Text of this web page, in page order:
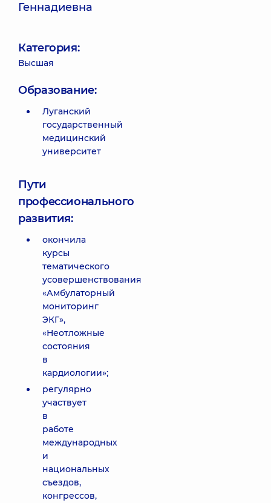
Геннадиевна
Категория:
Высшая
Образование:
Луганский
государственный
медицинский
университет
Пути
профессионального
развития:
окончила
курсы
тематического
усовершенствования
«Амбулаторный
мониторинг
ЭКГ»,
«Неотложные
состояния
в
кардиологии»;
регулярно
участвует
в
работе
международных
и
национальных
съездов,
конгрессов,